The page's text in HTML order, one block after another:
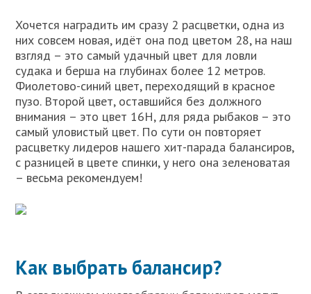
Хочется наградить им сразу 2 расцветки, одна из
них совсем новая, идёт она под цветом 28, на наш
взгляд – это самый удачный цвет для ловли
судака и берша на глубинах более 12 метров.
Фиолетово-синий цвет, переходящий в красное
пузо. Второй цвет, оставшийся без должного
внимания – это цвет 16H, для ряда рыбаков – это
самый уловистый цвет. По сути он повторяет
расцветку лидеров нашего хит-парада балансиров,
с разницей в цвете спинки, у него она зеленоватая
– весьма рекомендуем!
Как выбрать балансир?